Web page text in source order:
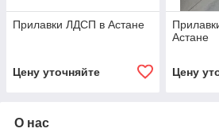
Прилавки ЛДСП в Астане
Цену уточняйте
Астане
Цену
О нас